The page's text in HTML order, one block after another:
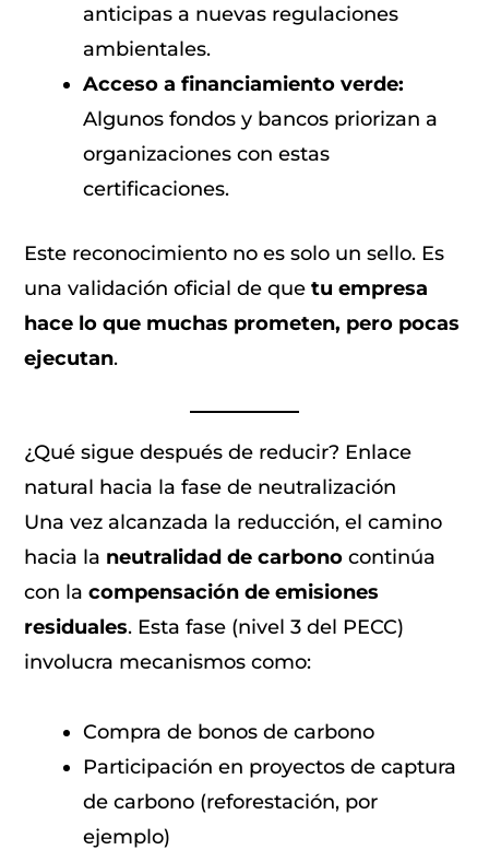
anticipas a nuevas regulaciones
ambientales.
Acceso a financiamiento verde:
Algunos fondos y bancos priorizan a
organizaciones con estas
certificaciones.
Este reconocimiento no es solo un sello. Es
una validación oficial de quetu empresa
hace lo que muchas prometen, pero pocas
ejecutan.
¿Qué sigue después de reducir? Enlace
natural hacia la fase de neutralización
Una vez alcanzada la reducción, el camino
hacia la neutralidad de carbono continúa
con lacompensación de emisiones
residuales. Esta fase (nivel 3 del PECC)
involucra mecanismos como:
Compra de bonos de carbono
Participación en proyectos de captura
de carbono (reforestación, por
ejemplo)